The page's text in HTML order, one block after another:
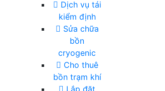
Dịch vụ tái
kiểm định
Sửa chữa
bồn
cryogenic
Cho thuê
bồn trạm khí
Lắp đặt